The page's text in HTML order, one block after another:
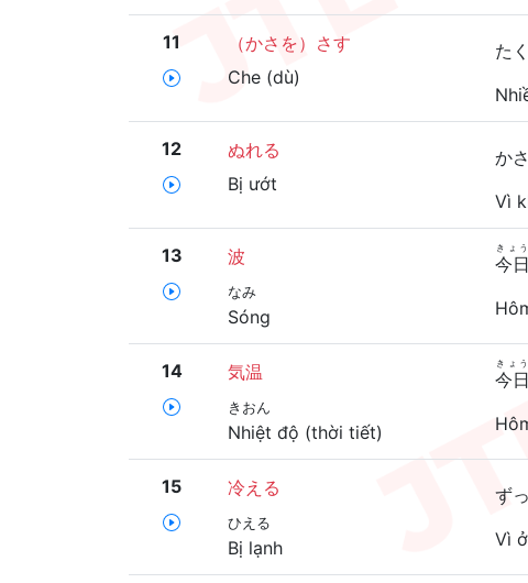
11
（かさを）さす
Che (dù)
た
12
ぬれる
Bị ướt
か
Vì
13 波
なみ
Sóng
今日
きょう
14 気温
きおん
Nhiệt độ (thời tiết)
今日
きょう
15 冷える
ひえる
Bị lạnh
ず
Vì